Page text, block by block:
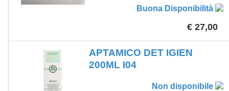
Buona Disponibilità
€ 27,00
APTAMICO DET IGIEN
200ML I04
Non disponibile